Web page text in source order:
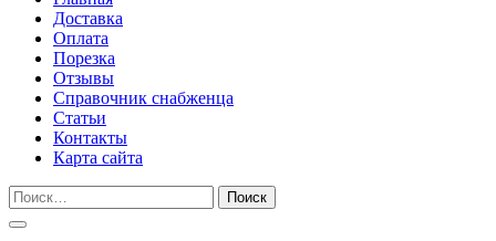
Доставка
Оплата
Порезка
Отзывы
Справочник снабженца
Статьи
Контакты
Карта сайта